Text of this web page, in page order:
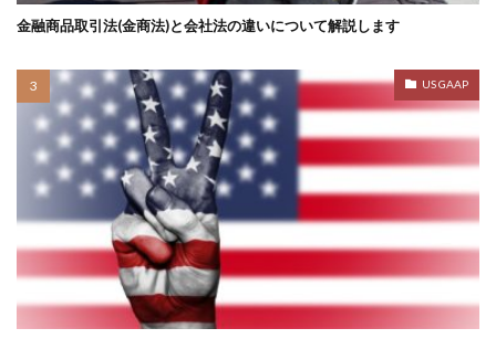
金融商品取引法(金商法)と会社法の違いについて解説します
US GAAP